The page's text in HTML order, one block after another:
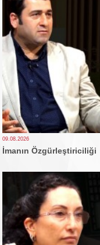
09.08.2026
İmanın Özgürleştiriciliği